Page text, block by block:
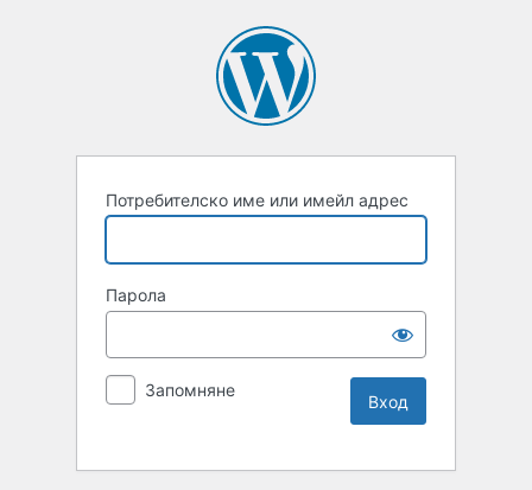
Потребителско име или имейл адрес
Парола
Запомняне